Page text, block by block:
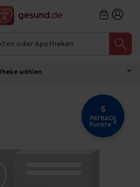
wählen
5
PAYBACK
Punkte 4